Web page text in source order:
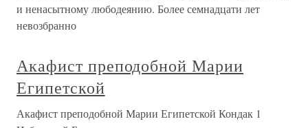
и ненасытному любодеянию. Более семнадцати лет
невозбранно
Акафист преподобной Марии
Египетской
Акафист преподобной Марии Египетской Кондак 1